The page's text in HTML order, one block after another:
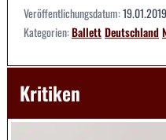
Veröffentlichungsdatum:19.01.2019
Kategorien:BallettDeutschland
Kritiken